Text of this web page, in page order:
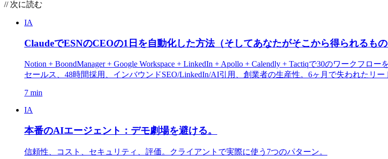
// 次に読む
IA
ClaudeでESNのCEOの1日を自動化した方法（そしてあなたがそこから得られるもの
Notion + BoondManager + Google Workspace + LinkedIn + Apollo + Calendly + Tactiqで30のワークフ
セールス、48時間採用、インバウンドSEO/LinkedIn/AI引用、創業者の生産性。6ヶ月で失われたリー
7 min
IA
本番のAIエージェント：デモ劇場を避ける。
信頼性、コスト、セキュリティ、評価。クライアントで実際に使う7つのパターン。